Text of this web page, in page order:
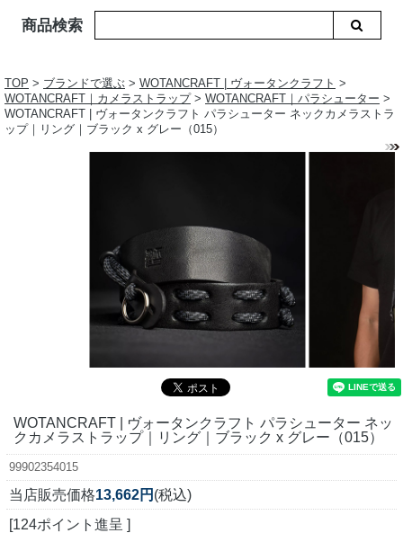
商品検索
TOP > ブランドで選ぶ > WOTANCRAFT | ヴォータンクラフト >
WOTANCRAFT｜カメラストラップ> WOTANCRAFT｜パラシューター >
WOTANCRAFT | ヴォータンクラフト パラシューター ネックカメラストラ
ップ｜リング｜ブラック x グレー（015）
WOTANCRAFT | ヴォータンクラフト パラシューター ネッ
クカメラストラップ｜リング｜ブラック x グレー（015）
99902354015
当店販売価格13,662円 (税込)
[124ポイント進呈 ]